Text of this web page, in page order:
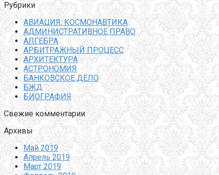
Рубрики
АВИАЦИЯ, КОСМОНАВТИКА
АДМИНИСТРАТИВНОЕ ПРАВО
АЛГЕБРА
АРБИТРАЖНЫЙ ПРОЦЕСС
АРХИТЕКТУРА
АСТРОНОМИЯ
БАНКОВСКОЕ ДЕЛО
БЖД
БИОГРАФИЯ
Свежие комментарии
Архивы
Май 2019
Апрель 2019
Март 2019